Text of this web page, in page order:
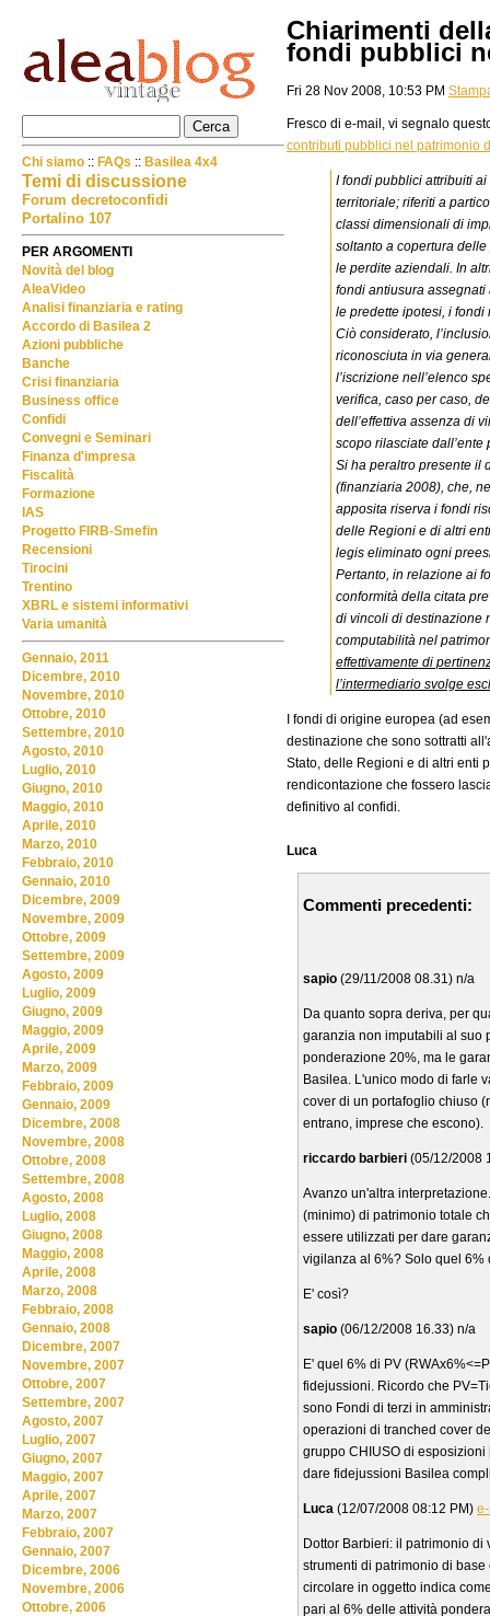
Chiarimenti
fondi pubblici
Fri 28 Nov 2008, 10:53 PM
Fresco di e-mail, vi segnalo
contributi pubblici nel patrimonio
I fondi pubblici attribuiti
territoriale; riferiti a
classi dimensionali di
soltanto a copertura
le perdite aziendali. In
fondi antiusura
le predette ipotesi, i
Ciò considerato,
riconosciuta in via
l’iscrizione nell’elenco
verifica, caso per caso,
dell’effettiva assenza di
scopo rilasciate dall’ente
Si ha peraltro presente il
(finanziaria 2008), che,
apposita riserva i fondi
delle Regioni e di altri
legis eliminato ogni
Pertanto, in relazione ai
conformità della citata
di vincoli di destinazione
computabilità nel
effettivamente di
l’intermediario svolge
I fondi di origine europea (ad
destinazione che sono sottratti
Stato, delle Regioni e di altri enti
rendicontazione che fossero
definitivo al confidi.
Luca
Commenti precedenti:
sapio (29/11/2008 08.31) n/a
Da quanto sopra deriva, per
garanzia non imputabili al suo
ponderazione 20%, ma le
Basilea. L'unico modo di farle
cover di un portafoglio chiuso
entrano, imprese che escono).
riccardo barbieri (05/12/2008
Avanzo un'altra
(minimo) di patrimonio totale
essere utilizzati per dare
vigilanza al 6%? Solo quel 6%
E' così?
sapio (06/12/2008 16.33) n/a
E' quel 6% di PV
fidejussioni. Ricordo che
sono Fondi di terzi in
operazioni di tranched cover
gruppo CHIUSO di
dare fidejussioni Basilea
Luca (12/07/2008 08:12 PM)
Dottor Barbieri: il patrimonio
strumenti di patrimonio di
circolare in oggetto indica
pari al 6% delle attività
Chi siamo :: FAQs :: Basilea 4x4
Temi di discussione
Forum decretoconfidi
Portalino 107
PER ARGOMENTI
Novità del blog
AleaVideo
Analisi finanziaria e rating
Accordo di Basilea 2
Azioni pubbliche
Banche
Crisi finanziaria
Business office
Confidi
Convegni e Seminari
Finanza d'impresa
Fiscalità
Formazione
IAS
Progetto FIRB-Smefin
Recensioni
Tirocini
Trentino
XBRL e sistemi informativi
Varia umanità
Gennaio, 2011
Dicembre, 2010
Novembre, 2010
Ottobre, 2010
Settembre, 2010
Agosto, 2010
Luglio, 2010
Giugno, 2010
Maggio, 2010
Aprile, 2010
Marzo, 2010
Febbraio, 2010
Gennaio, 2010
Dicembre, 2009
Novembre, 2009
Ottobre, 2009
Settembre, 2009
Agosto, 2009
Luglio, 2009
Giugno, 2009
Maggio, 2009
Aprile, 2009
Marzo, 2009
Febbraio, 2009
Gennaio, 2009
Dicembre, 2008
Novembre, 2008
Ottobre, 2008
Settembre, 2008
Agosto, 2008
Luglio, 2008
Giugno, 2008
Maggio, 2008
Aprile, 2008
Marzo, 2008
Febbraio, 2008
Gennaio, 2008
Dicembre, 2007
Novembre, 2007
Ottobre, 2007
Settembre, 2007
Agosto, 2007
Luglio, 2007
Giugno, 2007
Maggio, 2007
Aprile, 2007
Marzo, 2007
Febbraio, 2007
Gennaio, 2007
Dicembre, 2006
Novembre, 2006
Ottobre, 2006